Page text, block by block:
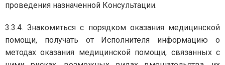
проведения назначенной Консультации.
3.3.4. Знакомиться с порядком оказания медицинской
помощи, получать от Исполнителя информацию о
методах оказания медицинской помощи, связанных с